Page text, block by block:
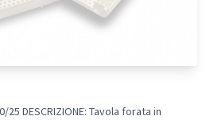
25 DESCRIZIONE: Tavola forata in